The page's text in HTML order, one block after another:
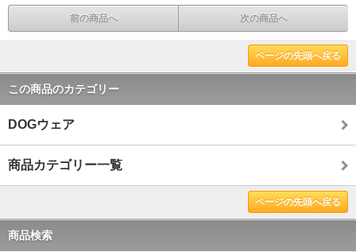
前の商品へ 次の商品へ
ページの先頭へ戻る
この商品のカテゴリー
DOGウェア
商品カテゴリー一覧
ページの先頭へ戻る
商品検索